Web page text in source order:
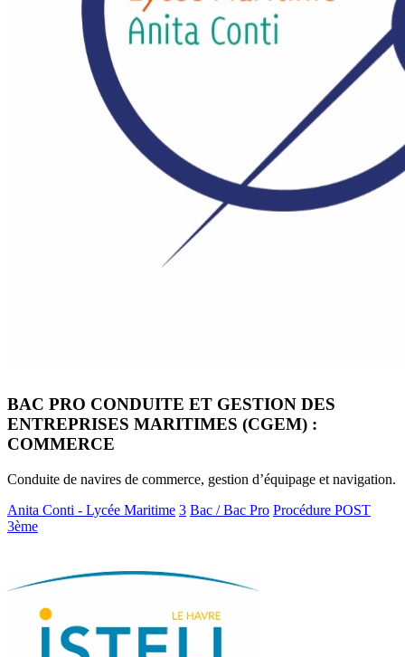
BAC PRO CONDUITE ET GESTION DES
ENTREPRISES MARITIMES (CGEM) :
COMMERCE
Conduite de navires de commerce, gestion d’équipage et navigation.
Anita Conti - Lycée Maritime 3 Bac / Bac Pro Procédure POST
3ème